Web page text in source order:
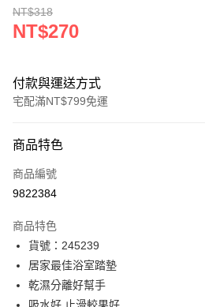
NT$318
NT$270
付款與運送方式
宅配滿NT$799免運
icash Pay
信用卡一次付款
LINE Pay
Apple Pay
街口支付
商品特色
商品編號
9822384
商品特色
貨號：245239
居家最佳浴室踏墊
乾濕分離好幫手